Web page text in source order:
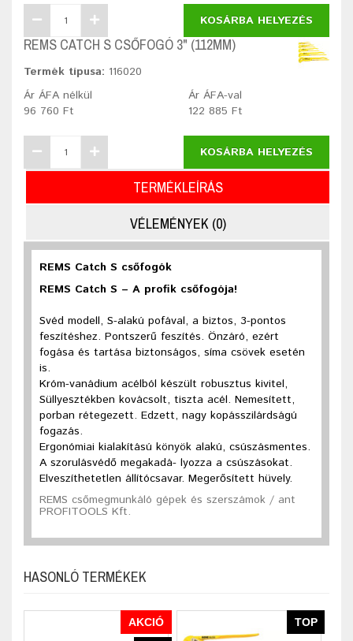
KOSÁRBA HELYEZÉS
REMS CATCH S CSŐFOGÓ 3" (112MM)
Termék típusa: 116020
Ár ÁFA nélkül
96 760 Ft
Ár ÁFA-val
122 885 Ft
KOSÁRBA HELYEZÉS
TERMÉKLEÍRÁS
VÉLEMÉNYEK (0)
REMS Catch S csőfogók
REMS Catch S – A proﬁk csőfogója!
Svéd modell, S-alakú pofával, a biztos, 3-pontos
feszítéshez. Pontszerű feszítés. Önzáró, ezért
fogása és tartása biztonságos, síma csövek esetén
is.
Króm-vanádium acélból készült robusztus kivitel,
Süllyesztékben kovácsolt, tiszta acél. Nemesített,
porban rétegezett. Edzett, nagy kopásszilárdságú
fogazás.
Ergonómiai kialakítású könyök alakú, csúszásmentes.
A szorulásvédő megakadá- lyozza a csúszásokat.
Elveszíthetetlen állítócsavar. Megerősített hüvely.
REMS csőmegmunkáló gépek és szerszámok / ant
PROFITOOLS Kft.
HASONLÓ TERMÉKEK
AKCIÓ TOP